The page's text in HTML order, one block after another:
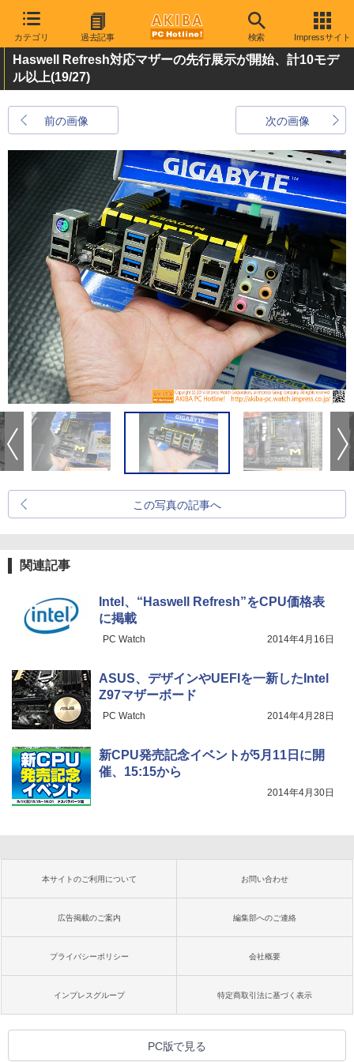
カテゴリ 過去記事 検索 Impressサイト
Haswell Refresh対応マザーの先行展示が開始、計10モデ
ル以上(19/27)
前の画像 次の画像
この写真の記事へ
関連記事
Intel、“Haswell Refresh”をCPU価格表
に掲載
PC Watch 2014年4月16日
ASUS、デザインやUEFIを一新したIntel
Z97マザーボード
PC Watch 2014年4月28日
新CPU発売記念イベントが5月11日に開
催、15:15から
2014年4月30日
本サイトのご利用について お問い合わせ
広告掲載のご案内 編集部へのご連絡
プライバシーポリシー 会社概要
インプレスグループ 特定商取引法に基づく表示
PC版で見る